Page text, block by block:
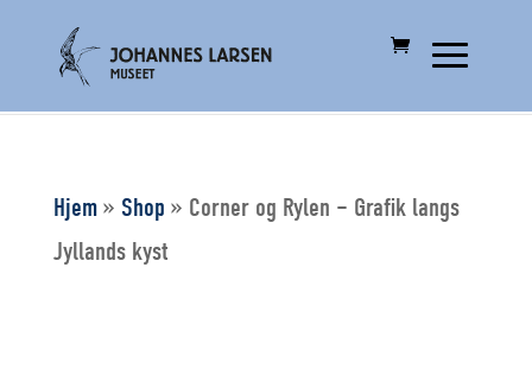
Hjem» Shop » Corner og Rylen – Grafik langs
Jyllands kyst